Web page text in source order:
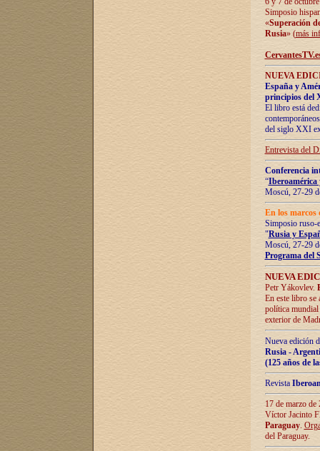
Simposio
«Superación
Rusia» (más
NUEVA
España y
principios del
El libro está
del siglo XXI
Entrevista del
Conferencia
“Iberoamérica
Moscú, 27-29
En los marcos
Simposio ruso-
"Rusia y
Moscú, 27-29
Programa del
NUEVA
Petr Yákovlev.
En este libro se
política mundial
exterior de
Nueva edición
Rusia -
(125 años de
Revista
17 de marzo
Víctor Jacinto
Paraguay.
del Paraguay.